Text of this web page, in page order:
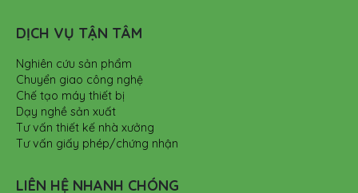
DỊCH VỤ TẬN TÂM
Nghiên cứu sản phẩm
Chuyển giao công nghệ
Chế tạo máy thiết bị
Dạy nghề sản xuất
Tư vấn thiết kế nhà xưởng
Tư vấn giấy phép/chứng nhận
LIÊN HỆ NHANH CHÓNG